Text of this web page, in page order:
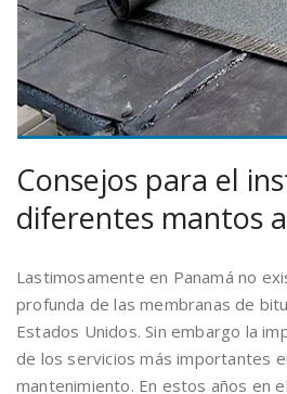
Consejos para el
diferentes mantos
Lastimosamente en Panamá no
profunda de las membranas de
Estados Unidos. Sin embargo la
de los servicios más importantes
mantenimiento. En estos años en